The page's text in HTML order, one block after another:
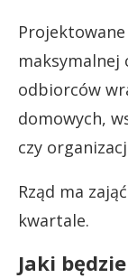
maksymalnej
odbiorców
domowych,
czy
Rząd ma
kwartale.
Jaki